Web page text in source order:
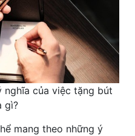
nghĩa của việc tặng bút
gì?
mang theo những ý